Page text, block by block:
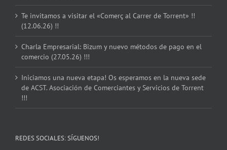
Te invitamos a visitar el «Comerç al Carrer de Torrent» !!
(12.06.26) !!
Charla Empresarial: Bizum y nuevo métodos de pago en el
comercio (27.05.26) !!!
Iniciamos una nueva etapa! Os esperamos en la nueva sede
de ACST. Asociación de Comerciantes y Servicios de Torrent
!!!
REDES SOCIALES: SÍGUENOS!